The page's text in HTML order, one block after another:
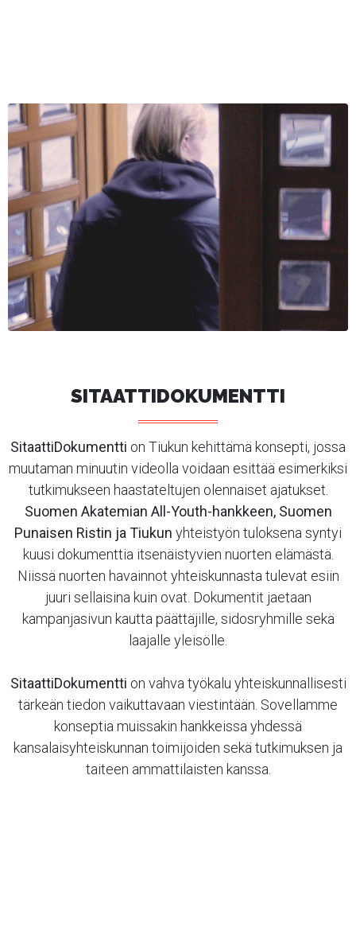
SITAATTIDOKUMENTTI
SitaattiDokumentti on Tiukun kehittämä konsepti, jossa
muutaman minuutin videolla voidaan esittää esimerkiksi
tutkimukseen haastateltujen olennaiset ajatukset.
Suomen Akatemian All-Youth-hankkeen, Suomen
Punaisen Ristin ja Tiukun yhteistyön tuloksena syntyi
kuusi dokumenttia itsenäistyvien nuorten elämästä.
Niissä nuorten havainnot yhteiskunnasta tulevat esiin
juuri sellaisina kuin ovat. Dokumentit jaetaan
kampanjasivun kautta päättäjille, sidosryhmille sekä
laajalle yleisölle.
SitaattiDokumentti on vahva työkalu yhteiskunnallisesti
tärkeän tiedon vaikuttavaan viestintään. Sovellamme
konseptia muissakin hankkeissa yhdessä
kansalaisyhteiskunnan toimijoiden sekä tutkimuksen ja
taiteen ammattilaisten kanssa.